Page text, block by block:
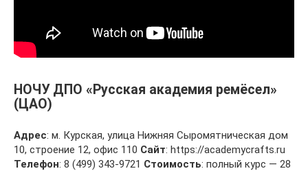
НОЧУ ДПО «Русская академия ремёсел»
(ЦАО)
Адрес: м. Курская, улица Нижняя Сыромятническая дом
10, строение 12, офис 110 Сайт: https://academycrafts.ru
Телефон: 8 (499) 343-9721 Стоимость: полный курс — 28